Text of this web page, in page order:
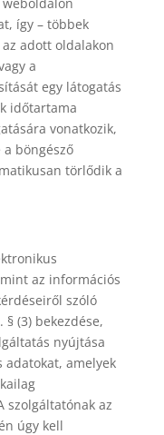
így – többek
adott oldalakon
a
egy látogatás
időtartama
vonatkozik,
böngésző
törlődik a
az információs
szóló
§ (3) bekezdése,
nyújtása
adatokat, amelyek
szolgáltatónak az
úgy kell